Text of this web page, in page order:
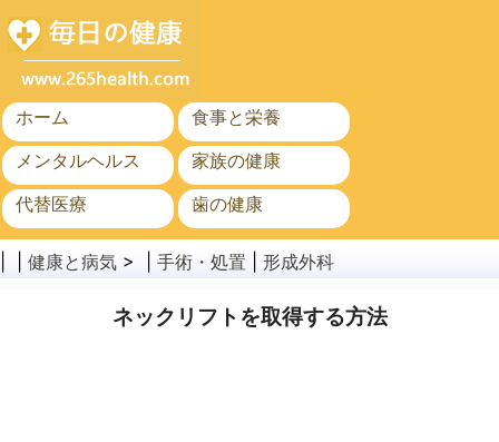
ホーム
食事と栄養
メンタルヘルス
家族の健康
代替医療
歯の健康
がん
公衆衛生と安全
健康と病気 > | 手術・処置 形成外科
ネックリフトを取得する方法